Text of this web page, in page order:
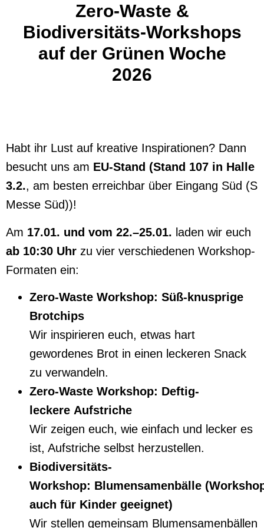
Zero-Waste &
Biodiversitäts-Workshops
auf der Grünen Woche
2026
Habt ihr Lust auf kreative Inspirationen? Dann
besucht uns am EU-Stand (Stand 107 in Halle
3.2., am besten erreichbar über Eingang Süd (S
Messe Süd))!
Am 17.01. und vom 22.–25.01. laden wir euch
ab 10:30 Uhr zu vier verschiedenen Workshop-
Formaten ein:
Zero-Waste Workshop: Süß-knusprige
Brotchips
Wir inspirieren euch, etwas hart
gewordenes Brot in einen leckeren Snack
zu verwandeln.
Zero-Waste Workshop: Deftig-
leckere Aufstriche
Wir zeigen euch, wie einfach und lecker es
ist, Aufstriche selbst herzustellen.
Biodiversitäts-
Workshop: Blumensamenbälle
auch für Kinder geeignet)
Wir stellen gemeinsam Blumensamenbällen